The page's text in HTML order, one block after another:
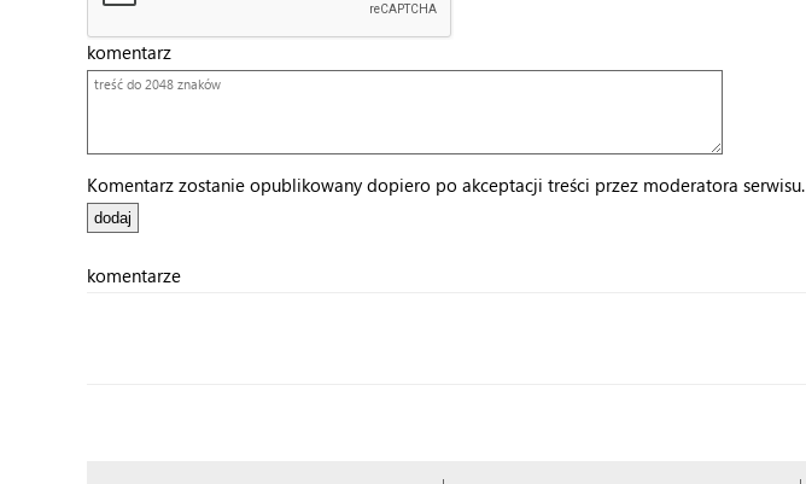
komentarz
Komentarz zostanie opublikowany dopiero po akceptacji treści przez moderatora serwisu.
komentarze